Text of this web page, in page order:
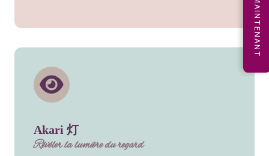
akari 灯
révéler la lumière du regard